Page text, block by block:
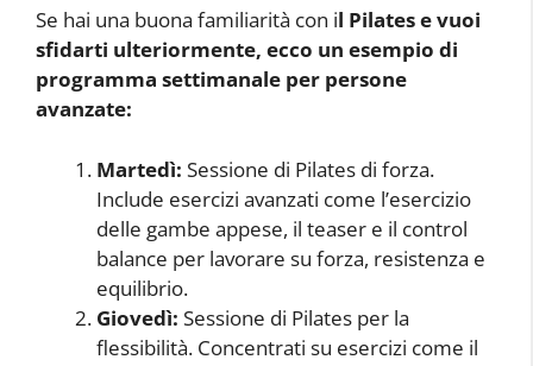
Se hai una buona familiarità con il Pilates e vuoi
sfidarti ulteriormente, ecco un esempio di
programma settimanale per persone
avanzate:
Martedì: Sessione di Pilates di forza.
Include esercizi avanzati come l’esercizio
delle gambe appese, il teaser e il control
balance per lavorare su forza, resistenza e
equilibrio.
Giovedì: Sessione di Pilates per la
flessibilità. Concentrati su esercizi come il